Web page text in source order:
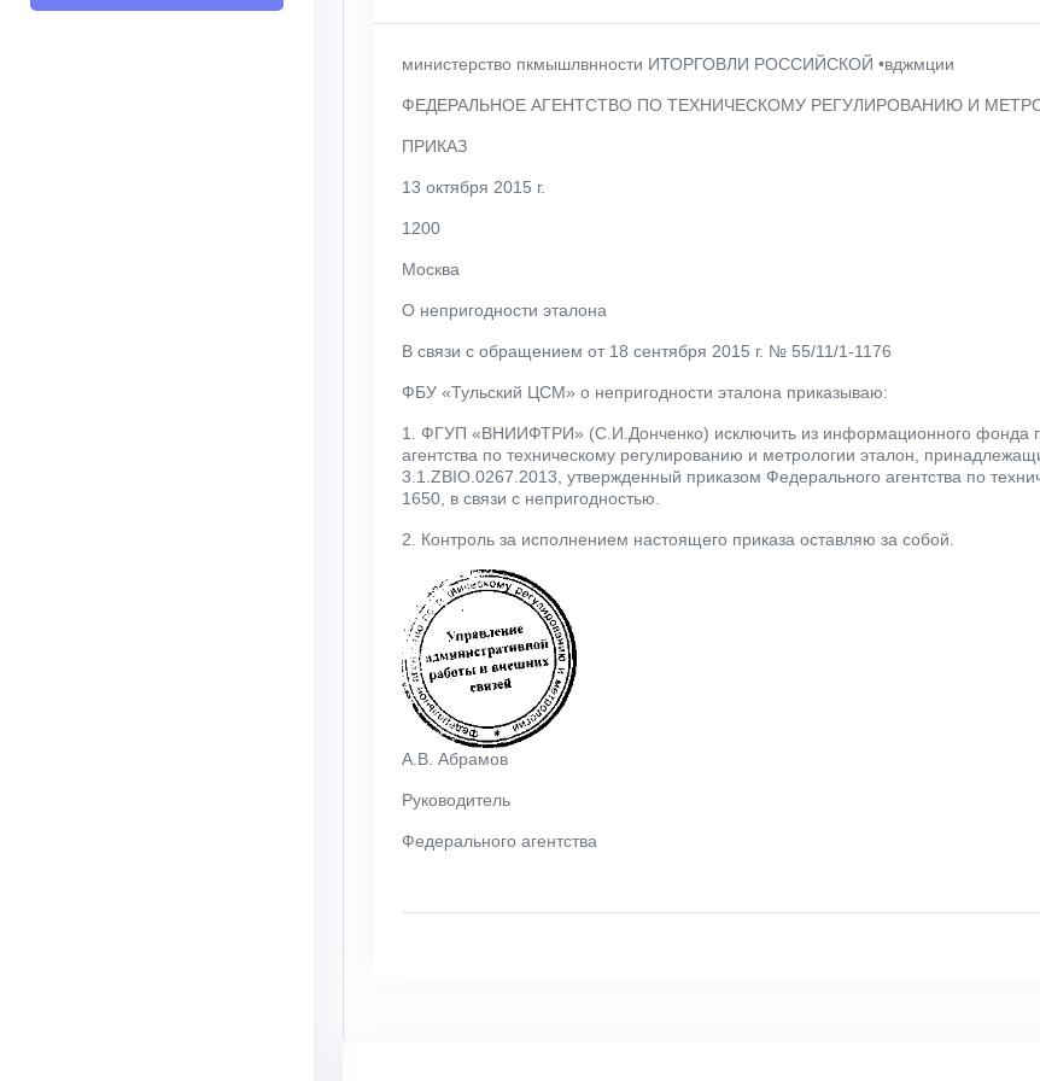
министерство пкмышлвнности ИТОРГОВЛИ РОССИЙСКОЙ •вджмции
ФЕДЕРАЛЬНОЕ АГЕНТСТВО ПО ТЕХНИЧЕСКОМУ РЕГУЛИРОВАНИЮ И
ПРИКАЗ
13 октября 2015 г.
1200
Москва
О непригодности эталона
В связи с обращением от 18 сентября 2015 г. № 55/11/1-1176
ФБУ «Тульский ЦСМ» о непригодности эталона приказываю:
1. ФГУП «ВНИИФТРИ» (С.И.Донченко) исключить из информационного фонда
агентства по техническому регулированию и метрологии эталон,
3.1.ZBIO.0267.2013, утвержденный приказом Федерального агентства по
1650, в связи с непригодностью.
2. Контроль за исполнением настоящего приказа оставляю за собой.
А.В. Абрамов
Руководитель
Федерального агентства